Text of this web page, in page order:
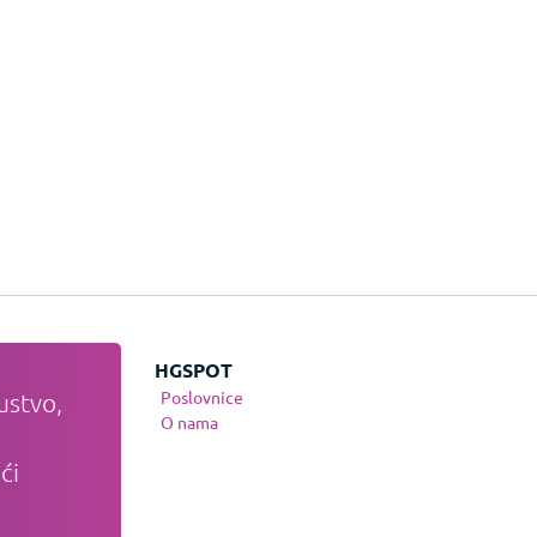
HGSPOT
Poslovnice
O nama